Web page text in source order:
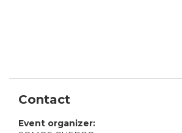
Contact
Event organizer: